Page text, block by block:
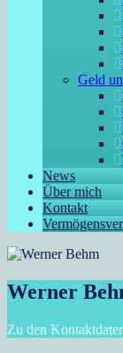
Geld
News
Über mich
Kontakt
Werner
Zu den